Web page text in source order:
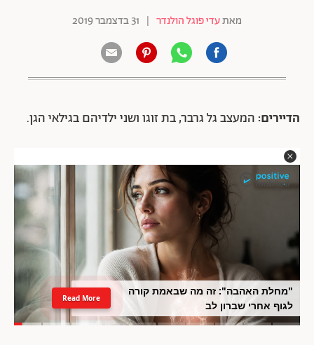
מאתעדי פוגל הולנדר | 31 בדצמבר 2019
הדיירים: המעצב גל גרבר, בת זוגו ושני ילדיהם בגילאי הגן.
"מחלת האהבה": זה מה שבאמת קורה
לגוף אחרי שברון לב
Read More